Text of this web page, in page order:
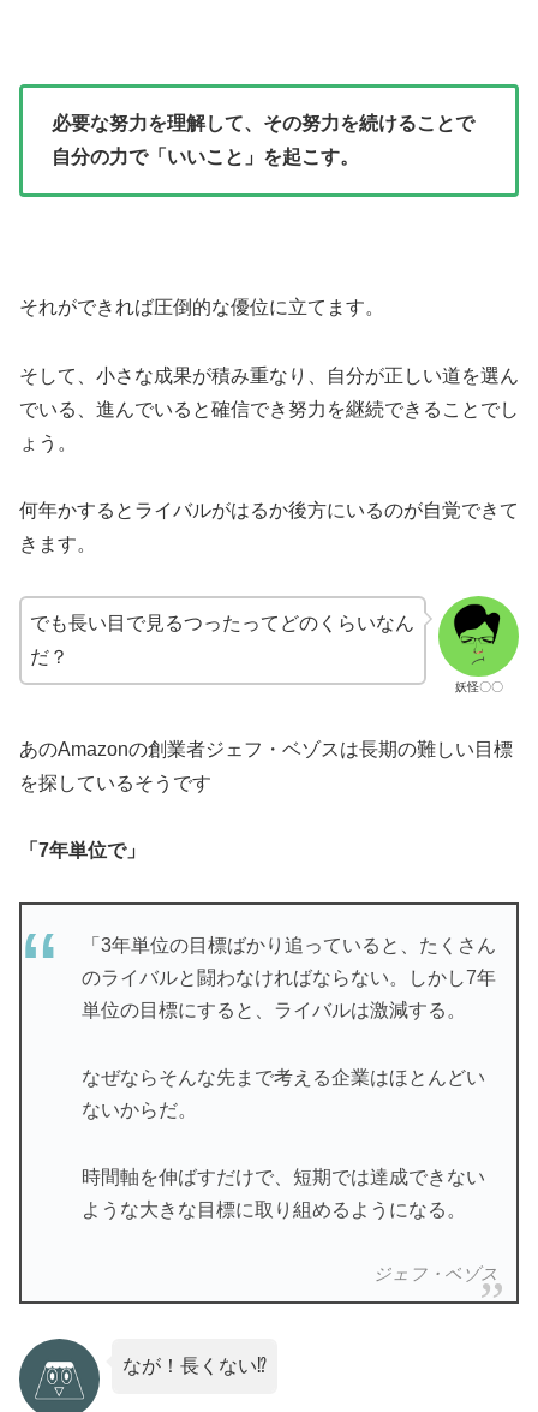
必要な努力を理解して、その努力を続けることで
自分の力で「いいこと」を起こす。
それができれば圧倒的な優位に立てます。
そして、小さな成果が積み重なり、自分が正しい道を選ん
でいる、進んでいると確信でき努力を継続できることでし
ょう。
何年かするとライバルがはるか後方にいるのが自覚できて
きます。
妖怪〇〇
でも長い目で見るつったってどのくらいなん
だ？
あのAmazonの創業者ジェフ・ベゾスは長期の難しい目標
を探しているそうです
「7年単位で」
「3年単位の目標ばかり追っていると、たくさん
のライバルと闘わなければならない。しかし7年
単位の目標にすると、ライバルは激減する。
なぜならそんな先まで考える企業はほとんどい
ないからだ。
時間軸を伸ばすだけで、短期では達成できない
ような大きな目標に取り組めるようになる。
ジェフ・ベゾス
なが！長くない⁉